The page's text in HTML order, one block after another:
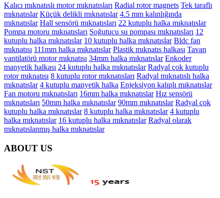
Kalıcı mıknatıslı motor mıknatısları Radial rotor magnets Tek taraflı
mıknatıslar Küçük delikli mıknatıslar 4.5 mm kalınlığında
mıknatıslar Hall sensörü mıknatısları 22 kutuplu halka mıknatıslar
Pompa motoru mıknatısları Soğutucu su pompası mıknatısları 12
kutuplu halka mıknatıslar 10 kutuplu halka mıknatıslar Bldc fan
mıknatısı 111mm halka mıknatıslar Plastik mıknatıs halkası Tavan
vantilatörü motor mıknatısı 34mm halka mıknatıslar Enkoder
manyetik halkası 24 kutuplu halka mıknatıslar Radyal çok kutuplu
rotor mıknatısı 8 kutuplu rotor mıknatısları Radyal mıknatıslı halka
mıknatıslar 4 kutuplu manyetik halka Enjeksiyon kalıplı mıknatıslar
Fan motoru mıknatısları 16mm halka mıknatıslar Hız sensörü
mıknatısları 50mm halka mıknatıslar 90mm mıknatıslar Radyal çok
kutuplu halka mıknatıslar 8 kutuplu halka mıknatıslar 4 kutuplu
halka mıknatıslar 16 kutuplu halka mıknatıslar Radyal olarak
mıknatıslanmış halka mıknatıslar
ABOUT US